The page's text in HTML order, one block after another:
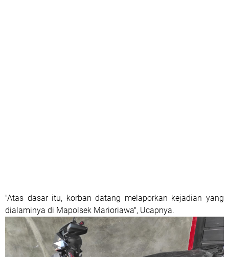
"Atas dasar itu, korban datang melaporkan kejadian yang
dialaminya di Mapolsek Marioriawa", Ucapnya.